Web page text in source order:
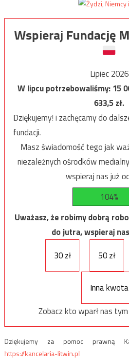
Wspieraj Fundację
Lipiec 2026
W lipcu potrzebowaliśmy:15
633,5zł.
Dziękujemy! i zachęcamy do
fundacji.
Masz świadomość tego jak
niezależnych ośrodków
wspieraj nas już
104%
Uważasz, że robimy dobrą
do jutra, wspieraj
30 zł
50 zł
Inna kwota
Zobacz kto wparł nas tym
Dziękujemy za pomoc prawną
https://kancelaria-litwin.pl